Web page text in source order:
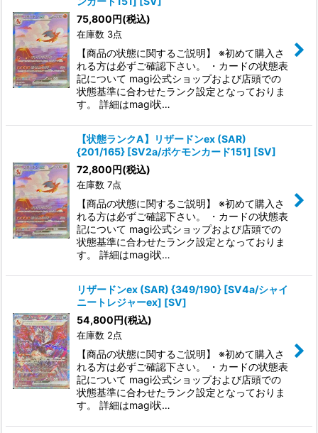
75,800円(税込)
在庫数 3点
【商品の状態に関するご説明】 ※初めて購入さ
れる方は必ずご確認下さい。 ・カードの状態表
記について magi公式ショップおよび店頭での
状態基準に合わせたランク設定となっておりま
す。 詳細はmagi状…
【状態ランクA】リザードンex (SAR)
{201/165} [SV2a/ポケモンカード151] [SV]
72,800円(税込)
在庫数 7点
【商品の状態に関するご説明】 ※初めて購入さ
れる方は必ずご確認下さい。 ・カードの状態表
記について magi公式ショップおよび店頭での
状態基準に合わせたランク設定となっておりま
す。 詳細はmagi状…
リザードンex (SAR) {349/190} [SV4a/シャイ
ニートレジャーex] [SV]
54,800円(税込)
在庫数 2点
【商品の状態に関するご説明】 ※初めて購入さ
れる方は必ずご確認下さい。 ・カードの状態表
記について magi公式ショップおよび店頭での
状態基準に合わせたランク設定となっておりま
す。 詳細はmagi状…